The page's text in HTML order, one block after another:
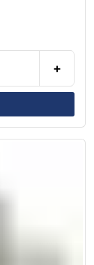
+